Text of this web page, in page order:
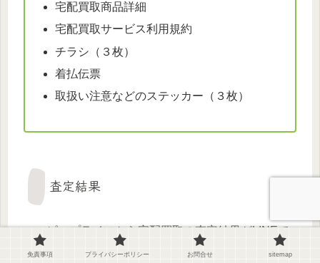
宅配買取商品詳細
宅配買取サービス利用規約
チラシ（３枚）
着払伝票
取扱い注意などのステッカー（３枚）
査定結果
ハッピープライスから宅配買取の査定結果がLINEで
送られてきました。
免責事項 プライバシーポリシー お問合せ sitemap